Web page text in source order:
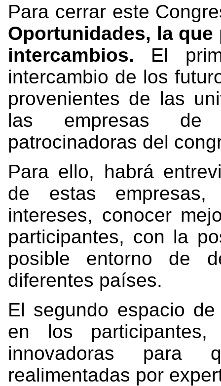
Para cerrar este
Oportunidades, la
intercambios. El
intercambio de los
provenientes de las
las empresas de
patrocinadoras del
Para ello, habrá
de estas empresas,
intereses, conocer
participantes, con la
posible entorno de
diferentes países.
El segundo espacio
en los
innovadoras para
realimentadas por